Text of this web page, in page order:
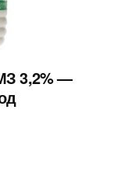
3,2% —